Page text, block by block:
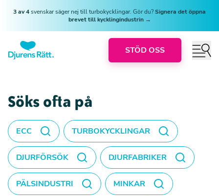
3 av 4svenskar säger nej till turbokycklingar. Gör du?Signera det öppna
brevet till kycklingindustrin →
STÖD OSS
Söks ofta på
ECC TURBOKYCKLINGAR
DJURFÖRSÖK DJURFABRIKER
PÄLSINDUSTRI MINKAR